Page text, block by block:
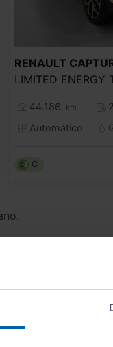
RENAULT
44.186 km
Automático
C
Encuentra